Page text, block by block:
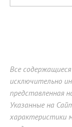
Все
исключительно
представленная
Указанные на
характеристики